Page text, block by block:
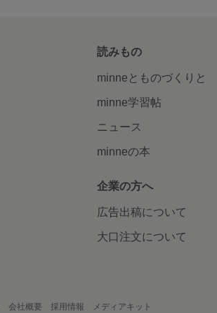
読みもの
minneとものづくりと
minne学習帖
ニュース
minneの本
企業の方へ
広告出稿について
大口注文について
会社概要 採用情報 メディアキット